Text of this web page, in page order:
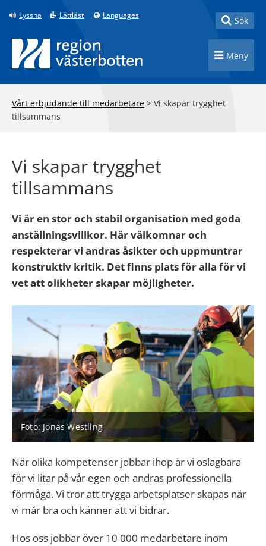
Till innehåll på sidan
Lyssna Lättläst Languages Toggle
Sök
Toggle
Meny
Vårt erbjudande till medarbetare > Vi skapar trygghet
tillsammans
Vi skapar trygghet
tillsammans
Vi är en stor och stabil organisation med goda
anställningsvillkor. Här välkomnar och
respekterar vi andras åsikter och uppmuntrar
konstruktiv kritik. Det finns plats för alla för vi
vet att olikheter skapar möjligheter.
Foto: Jonas Westling
När olika kompetenser jobbar ihop är vi oslagbara
för vi litar på vår egen och andras professionella
förmåga. Vi tror att trygga arbetsplatser skapas när
vi mår bra och känner att vi bidrar.
Hos oss jobbar över 10 000 medarbetare inom